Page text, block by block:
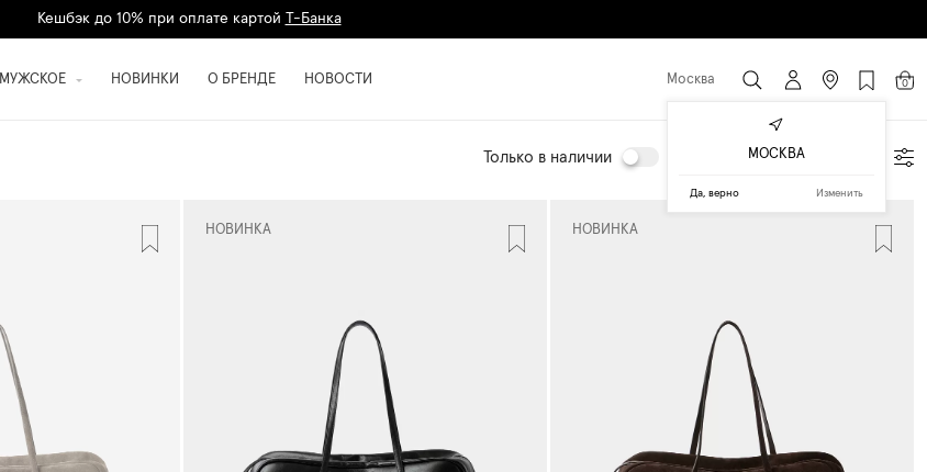
Кешбэк до 10% при оплате картой Т-Банка
МУЖСКОЕ НОВИНКИ О БРЕНДЕ НОВОСТИ Москва 0
Только в наличии Подбор по параметрам
НОВИНКА НОВИНКА
МОСКВА
Да, верно Изменить